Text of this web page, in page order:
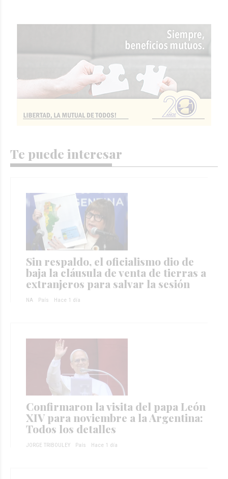
Te puede interesar
Sin respaldo, el oficialismo dio de
baja la cláusula de venta de tierras a
extranjeros para salvar la sesión
NA País Hace 1 día
Confirmaron la visita del papa León
XIV para noviembre a la Argentina:
Todos los detalles
JORGE TRIBOULEY País Hace 1 día